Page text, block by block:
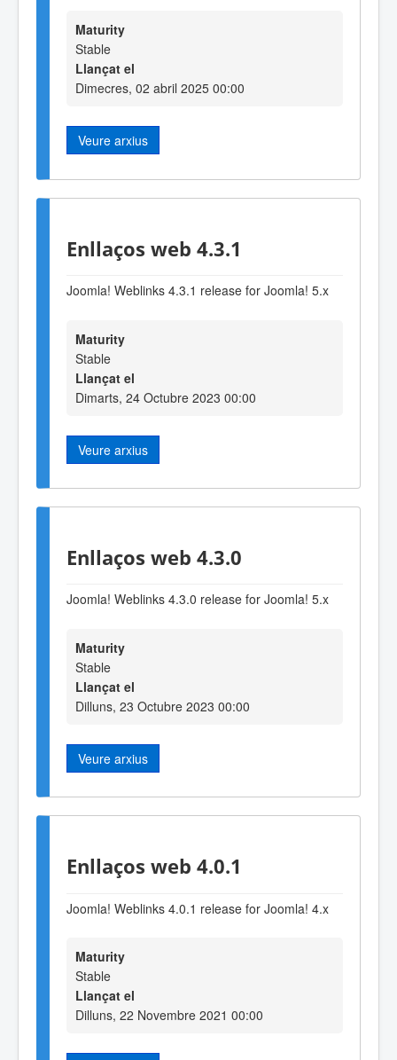
Maturity
Stable
Llançat el
Dimecres, 02 abril 2025 00:00
Veure arxius
Enllaços web 4.3.1
Joomla! Weblinks 4.3.1 release for Joomla! 5.x
Maturity
Stable
Llançat el
Dimarts, 24 Octubre 2023 00:00
Veure arxius
Enllaços web 4.3.0
Joomla! Weblinks 4.3.0 release for Joomla! 5.x
Maturity
Stable
Llançat el
Dilluns, 23 Octubre 2023 00:00
Veure arxius
Enllaços web 4.0.1
Joomla! Weblinks 4.0.1 release for Joomla! 4.x
Maturity
Stable
Llançat el
Dilluns, 22 Novembre 2021 00:00